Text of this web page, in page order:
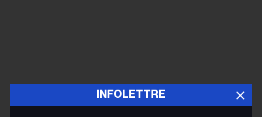
INFOLETTRE